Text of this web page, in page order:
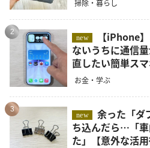
掃除・暮らし
2
new
ないうちに通信
直したい簡単ス
お金・学ぶ
3
new
余った「ダブルクリップ」を車に持
ち込んだら…「
た」【意外な活用